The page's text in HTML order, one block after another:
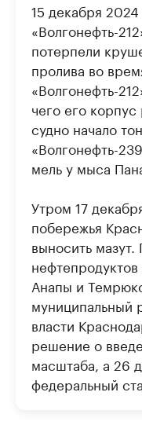
15 декабря
«Волгонефть-
потерпели
пролива во
«Волгонефть-
чего его
судно начало
«Волгонефть-
мель у мыса
Утром 17
побережья
выносить
Анапы и
муниципальный
власти
решение о
масштаба, а 26
федеральный